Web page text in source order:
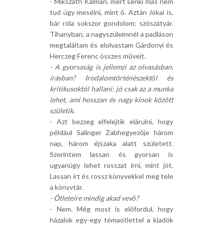
tud úgy mesélni, mint ő. Aztán Jókai is,
bár róla sokszor gondolom: szószátyár.
Tihanyban, a nagyszüleimnél a padláson
megtaláltam és elolvastam Gárdonyi és
Herczeg Ferenc összes műveit.
- A gyorsaság is jellemzi az olvasásban,
írásban? Irodalomtörténészektől és
kritikusoktól hallani: jó csak az a munka
lehet, ami hosszan és nagy kínok között
születik.
- Azt bezzeg elfelejtik elárulni, hogy
például Salinger Zabhegyezője három
nap, három éjszaka alatt született.
Szerintem lassan és gyorsan is
ugyanúgy lehet rosszat írni, mint jót.
Lassan írt és rossz könyvekkel meg tele
a könyvtár.
- Ötleteire mindig akad vevő?
- Nem. Még most is előfordul, hogy
házalok egy-egy témaötlettel a kiadók